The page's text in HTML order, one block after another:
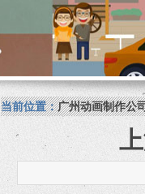
当前位置：广州动画制作公